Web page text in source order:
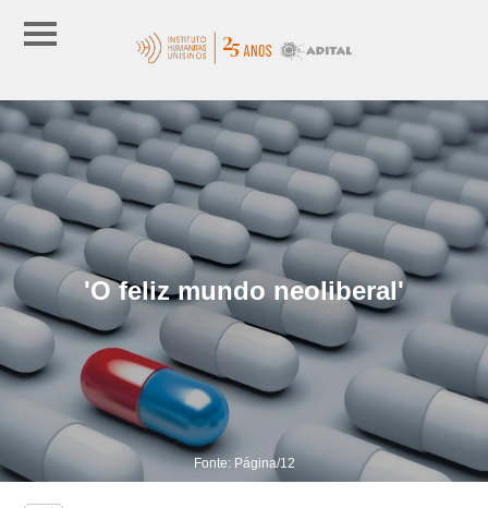
'O feliz mundo neoliberal'
Fonte: Página/12